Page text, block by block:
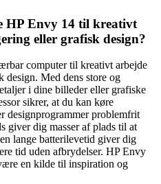
HP Envy 14 til kreativt
eller grafisk design?
computer til kreativt arbejde
design. Med dens store og
i dine billeder eller grafiske
sikrer, at du kan køre
designprogrammer problemfrit
giver dig masser af plads til at
lange batterilevetid giver dig
tid uden afbrydelser. HP Envy
en kilde til inspiration og